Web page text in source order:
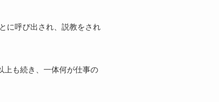
に呼び出され、説教をされ
上も続き、一体何が仕事の